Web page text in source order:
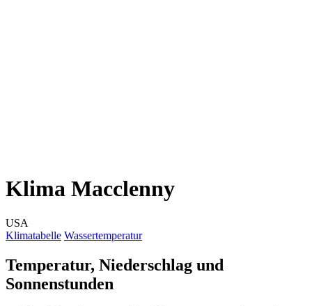
Klima Macclenny
USA
Klimatabelle Wassertemperatur
Temperatur, Niederschlag und
Sonnenstunden